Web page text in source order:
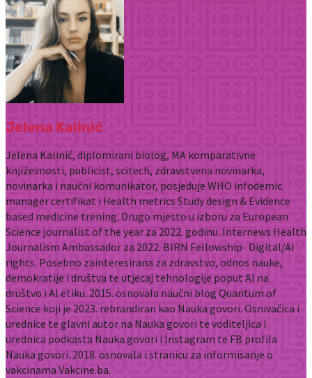
Jelena Kalinić
Jelena Kalinić, diplomirani biolog, MA komparativne
književnosti, publicist, scitech, zdravstvena novinarka,
novinarka i naučni komunikator, posjeduje WHO infodemic
manager certifikat i Health metrics Study design & Evidence
based medicine trening. Drugo mjesto u izboru za European
Science journalist of the year za 2022. godinu. Internews Health
Journalism Ambassador za 2022. BIRN Fellowship- Digital/AI
rights. Posebno zainteresirana za zdravstvo, odnos nauke,
demokratije i društva te utjecaj tehnologije poput AI na
društvo i AI etiku. 2015. osnovala naučni blog Quantum of
Science koji je 2023. rebrandiran kao Nauka govori. Osnivačica i
urednice te glavni autor na Nauka govori te voditeljica i
urednica podkasta Nauka govori i Instagram te FB profila
Nauka govori. 2018. osnovala i stranicu za informisanje o
vakcinama Vakcine.ba.